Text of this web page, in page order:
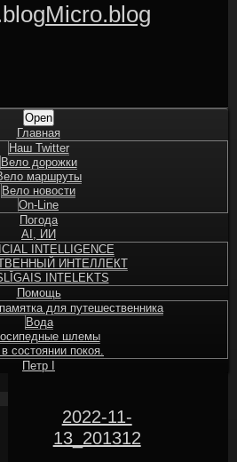
Skip
to Micro.blog
Shrunk
Expand
Open
Главная
Наш Twitter
Вело дорожки
маршруты
Вело новости
On-Line
Погода
AI, ИИ
INTELLIGENCE
ИНТЕЛЛЕКТ
INTELEKTS
Помощь
для путешественника
Вода
шлемы
состоянии покоя.
Петр I
2022-11-
13_201312